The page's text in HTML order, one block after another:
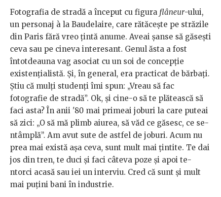
Fotografia de stradă a început cu figura flâneur-ului,
un personaj à la Baudelaire, care rătăcește pe străzile
din Paris fără vreo țintă anume. Aveai șanse să găsești
ceva sau pe cineva interesant. Genul ăsta a fost
întotdeauna vag asociat cu un soi de concepție
existențialistă. Și, în general, era practicat de bărbați.
Știu că mulți studenți îmi spun: „Vreau să fac
fotografie de stradă”. Ok, și cine-o să te plătească să
faci asta? În anii '80 mai primeai joburi la care puteai
să zici: „O să mă plimb aiurea, să văd ce găsesc, ce se-
ntâmplă”. Am avut sute de astfel de joburi. Acum nu
prea mai există așa ceva, sunt mult mai țintite. Te dai
jos din tren, te duci și faci câteva poze și apoi te-
ntorci acasă sau iei un interviu. Cred că sunt și mult
mai puțini bani în industrie.